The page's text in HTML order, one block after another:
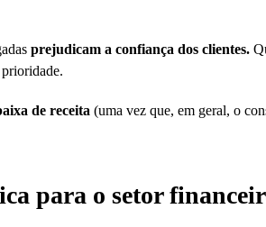
prejudicam a confiança dos clientes.
de receita (uma vez que, em geral, o
para o setor